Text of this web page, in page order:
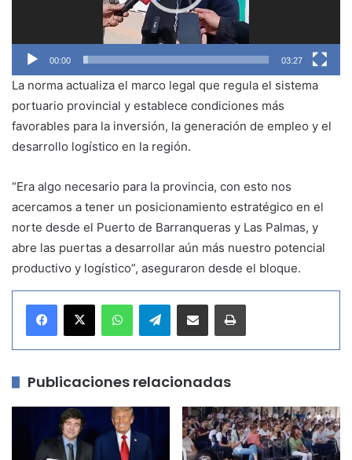
00:00 03:27
La norma actualiza el marco legal que regula el sistema
portuario provincial y establece condiciones más
favorables para la inversión, la generación de empleo y el
desarrollo logístico en la región.
“Era algo necesario para la provincia, con esto nos
acercamos a tener un posicionamiento estratégico en el
norte desde el Puerto de Barranqueras y Las Palmas, y
abre las puertas a desarrollar aún más nuestro potencial
productivo y logístico”, aseguraron desde el bloque.
Telegram
Publicaciones relacionadas